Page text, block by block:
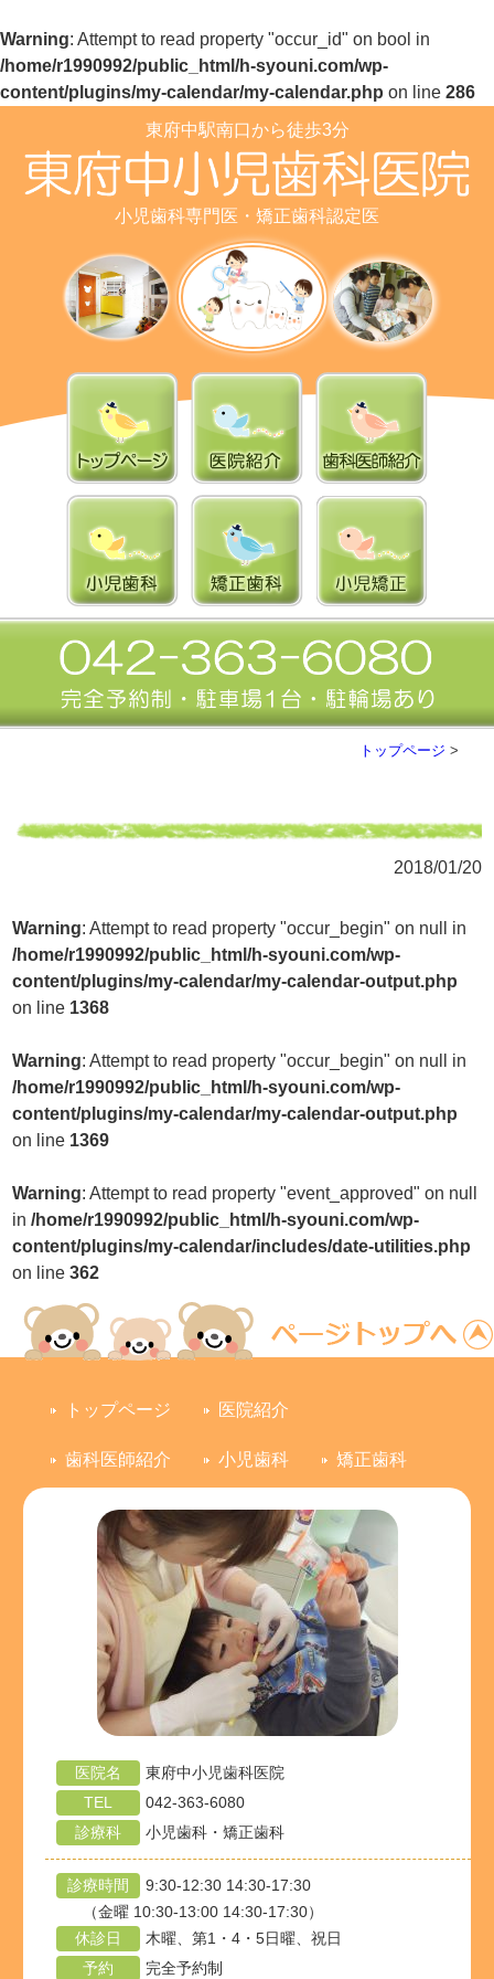
Warning: Attempt to read property "occur_id" on bool in
/home/r1990992/public_html/h-syouni.com/wp-
content/plugins/my-calendar/my-calendar.php on line 286
東府中駅南口から徒歩3分
小児歯科専門医・矯正歯科認定医
トップページ >
2018/01/20
Warning: Attempt to read property "occur_begin" on null in
/home/r1990992/public_html/h-syouni.com/wp-
content/plugins/my-calendar/my-calendar-output.php
on line 1368
Warning: Attempt to read property "occur_begin" on null in
/home/r1990992/public_html/h-syouni.com/wp-
content/plugins/my-calendar/my-calendar-output.php
on line 1369
Warning: Attempt to read property "event_approved" on null
in/home/r1990992/public_html/h-syouni.com/wp-
content/plugins/my-calendar/includes/date-utilities.php
on line362
トップページ 医院紹介
歯科医師紹介 小児歯科 矯正歯科
医院名
東府中小児歯科医院
TEL
042-363-6080
診療科
小児歯科・矯正歯科
診療時間
9:30-12:30 14:30-17:30
（金曜 10:30-13:00 14:30-17:30）
休診日
木曜、第1・4・5日曜、祝日
予約
完全予約制